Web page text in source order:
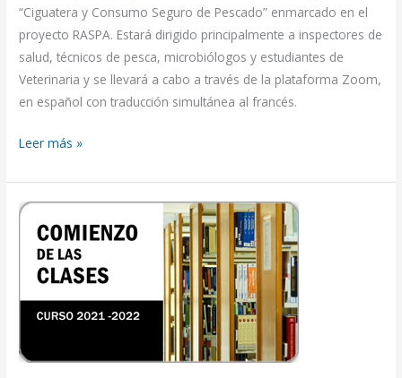
“Ciguatera y Consumo Seguro de Pescado” enmarcado en el
proyecto RASPA. Estará dirigido principalmente a inspectores de
salud, técnicos de pesca, microbiólogos y estudiantes de
Veterinaria y se llevará a cabo a través de la plataforma Zoom,
en español con traducción simultánea al francés.
Leer más »
Comienzo
clases
del
Máster
de
Sanidad